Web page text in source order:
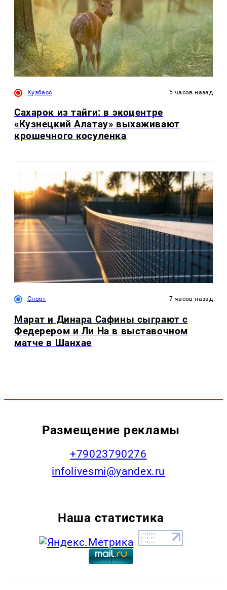
Кузбасс 5 часов назад
Сахарок из тайги: в экоцентре
«Кузнецкий Алатау» выхаживают
крошечного косуленка
Спорт 7 часов назад
Марат и Динара Сафины сыграют с
Федерером и Ли На в выставочном
матче в Шанхае
Размещение рекламы
+79023790276
infolivesmi@yandex.ru
Наша статистика